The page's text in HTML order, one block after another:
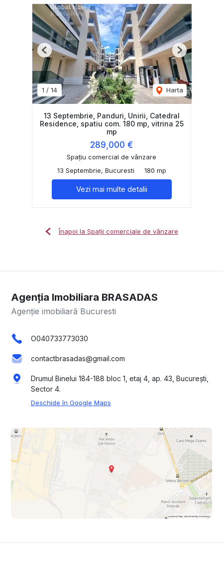
1 / 14 Harta
Previous Next
13 Septembrie, Panduri, Unirii, Catedral
Residence, spatiu com. 180 mp, vitrina 25
mp
289,000 €
Spațiu comercial de vânzare
13 Septembrie, Bucuresti
180 mp
Vezi mai multe detalii
Înapoi la Spații comerciale de vânzare
Agenția Imobiliara BRASADAS
Agenție imobiliară Bucuresti
O040733773030
contactbrasadas@gmail.com
Drumul Binelui 184-188 bloc 1, etaj 4, ap. 43, București,
Sector 4.
Deschide în Google Maps